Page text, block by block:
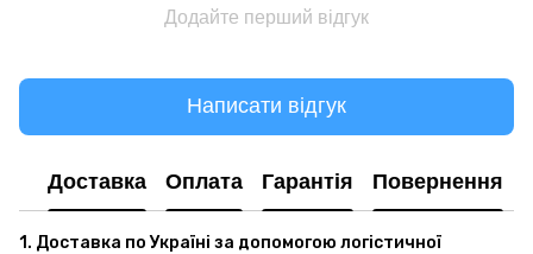
Додайте перший відгук
Написати відгук
Доставка Оплата Гарантія Повернення
1. Доставка по Україні за допомогою логістичної